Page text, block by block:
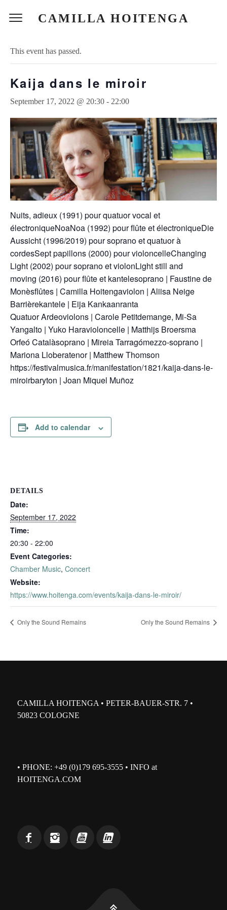
CAMILLA HOITENGA
« All Events
This event has passed.
Kaija dans le miroir
September 17, 2022 @ 20:30 - 22:00
Nuits, adieux (1991) pour quatuor vocal et
électroniqueNoaNoa (1992) pour flûte et électroniqueDie
Aussicht (1996/2019) pour soprano et quatuor à
cordesSept papillons (2000) pour violoncelleChanging
Light (2002) pour soprano et violonLight still and
moving (2016) pour flûte et kantelesoprano | Faustine de
Monèsflûtes | Camilla Hoitengaviolon | Aliisa Neige
Barrièrekantele | Eija Kankaanranta
Quatuor Ardeoviolons | Carole Petitdemange, Mi-Sa
Yangalto | Yuko Haravioloncelle | Matthijs Broersma
Orfeó Catalàsoprano | Mireia Tarragómezzo-soprano |
Mariona Lloberatenor | Matthew Thomson
https://festivalmusica.fr/manifestation/1821/kaija-dans-le-
miroirbaryton | Joan Miquel Muñoz
Add to calendar
DETAILS
Date:
September 17, 2022
Time:
20:30 - 22:00
Event Categories:
Chamber Music, Concert
Website:
https://www.hoitenga.com/events/kaija-dans-le-miroir/
Only the Sound Remains Only the Sound Remains
CAMILLA HOITENGA • PETER-BAUER-STR. 7 •
50823 COLOGNE
• PHONE: +49 (0)179 695-3555 • INFO at
HOITENGA.COM